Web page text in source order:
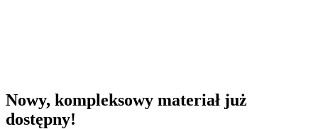
Nowy, kompleksowy materiał już
dostępny!